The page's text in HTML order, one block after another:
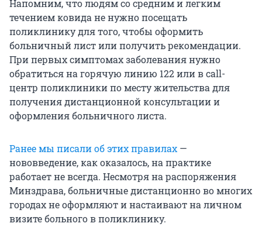
Напомним, что людям со средним и легким
течением ковида не нужно посещать
поликлинику для того, чтобы оформить
больничный лист или получить рекомендации.
При первых симптомах заболевания нужно
обратиться на горячую линию 122 или в call-
центр поликлиники по месту жительства для
получения дистанционной консультации и
оформления больничного листа.
Ранее мы писали об этих правилах —
нововведение, как оказалось, на практике
работает не всегда. Несмотря на распоряжения
Минздрава, больничные дистанционно во многих
городах не оформляют и настаивают на личном
визите больного в поликлинику.